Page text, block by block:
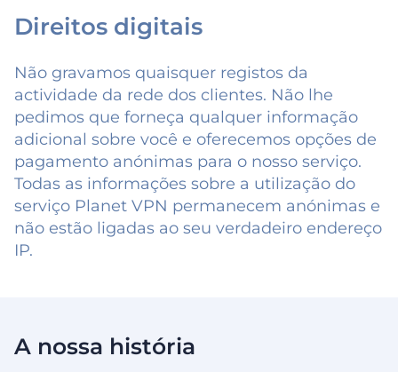
Direitos digitais
Não gravamos quaisquer registos da
actividade da rede dos clientes. Não lhe
pedimos que forneça qualquer informação
adicional sobre você e oferecemos opções de
pagamento anónimas para o nosso serviço.
Todas as informações sobre a utilização do
serviço Planet VPN permanecem anónimas e
não estão ligadas ao seu verdadeiro endereço
IP.
A nossa história